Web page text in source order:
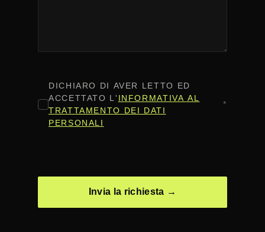
CONSENSO*
DICHIARO DI AVER LETTO ED
ACCETTATO L' INFORMATIVA AL
TRATTAMENTO DEI DATI
PERSONALI
*